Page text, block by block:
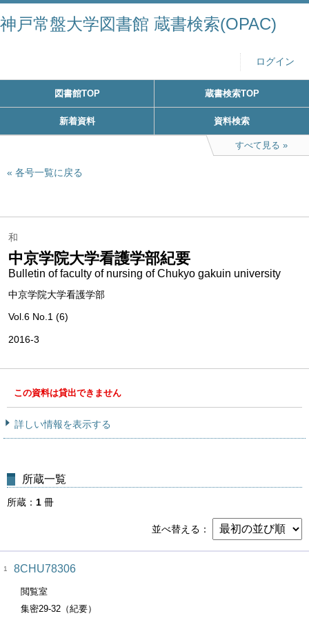
神戸常盤大学図書館 蔵書検索(OPAC)
ログイン
図書館TOP 蔵書検索TOP
新着資料 資料検索
すべて見る
各号一覧に戻る
和
中京学院大学看護学部紀要
Bulletin of faculty of nursing of Chukyo gakuin university
中京学院大学看護学部
Vol.6 No.1 (6)
2016-3
この資料は貸出できません
詳しい情報を表示する
所蔵一覧
所蔵 1 冊
並べ替える
1 8CHU78306
閲覧室
集密29-32（紀要）